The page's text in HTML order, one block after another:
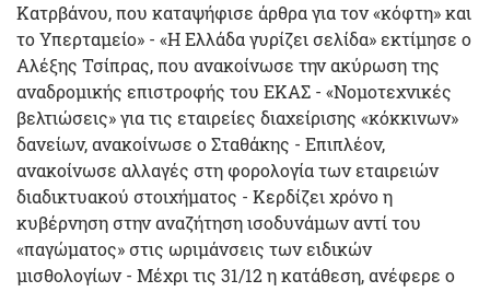
Κατρβάνου, που καταψήφισε άρθρα για τον «κόφτη» και
το Υπερταμείο» - «Η Ελλάδα γυρίζει σελίδα» εκτίμησε ο
Αλέξης Τσίπρας, που ανακοίνωσε την ακύρωση της
αναδρομικής επιστροφής του ΕΚΑΣ - «Νομοτεχνικές
βελτιώσεις» για τις εταιρείες διαχείρισης «κόκκινων»
δανείων, ανακοίνωσε ο Σταθάκης - Επιπλέον,
ανακοίνωσε αλλαγές στη φορολογία των εταιρειών
διαδικτυακού στοιχήματος - Κερδίζει χρόνο η
κυβέρνηση στην αναζήτηση ισοδυνάμων αντί του
«παγώματος» στις ωριμάνσεις των ειδικών
μισθολογίων - Μέχρι τις 31/12 η κατάθεση, ανέφερε ο